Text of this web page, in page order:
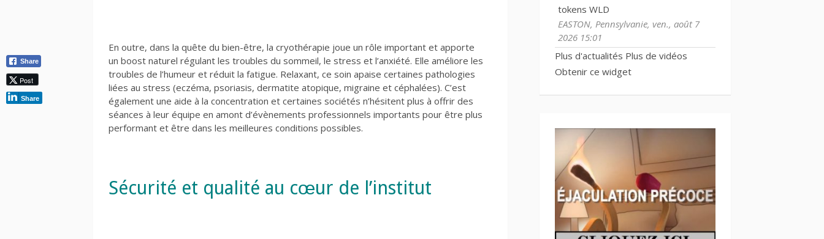
En outre, dans la quête du bien-être, la cryothérapie joue un rôle important et apporte
un boost naturel régulant les troubles du sommeil, le stress et l’anxiété. Elle améliore les
troubles de l’humeur et réduit la fatigue. Relaxant, ce soin apaise certaines pathologies
liées au stress (eczéma, psoriasis, dermatite atopique, migraine et céphalées). C’est
également une aide à la concentration et certaines sociétés n’hésitent plus à offrir des
séances à leur équipe en amont d’évènements professionnels importants pour être plus
performant et être dans les meilleures conditions possibles.
Sécurité et qualité au cœur de l’institut
tokens WLD
EASTON, Pennsylvanie, ven., août 7
2026 15:01
Plus d'actualités Plus de vidéos
Obtenir ce widget
Share
Post
Share